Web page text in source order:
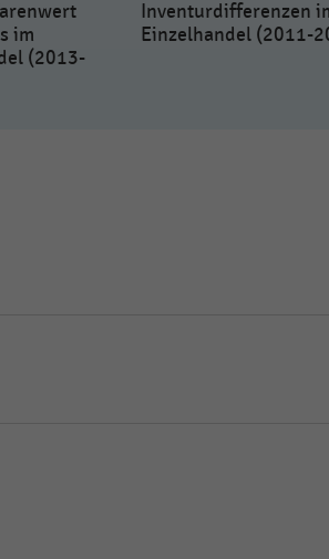
im
(2013-
Inventurdifferenzen
Einzelhandel (2011-